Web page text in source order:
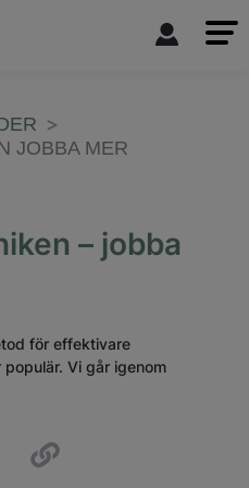
JOBBA MER
– jobba
för effektivare
Vi går igenom